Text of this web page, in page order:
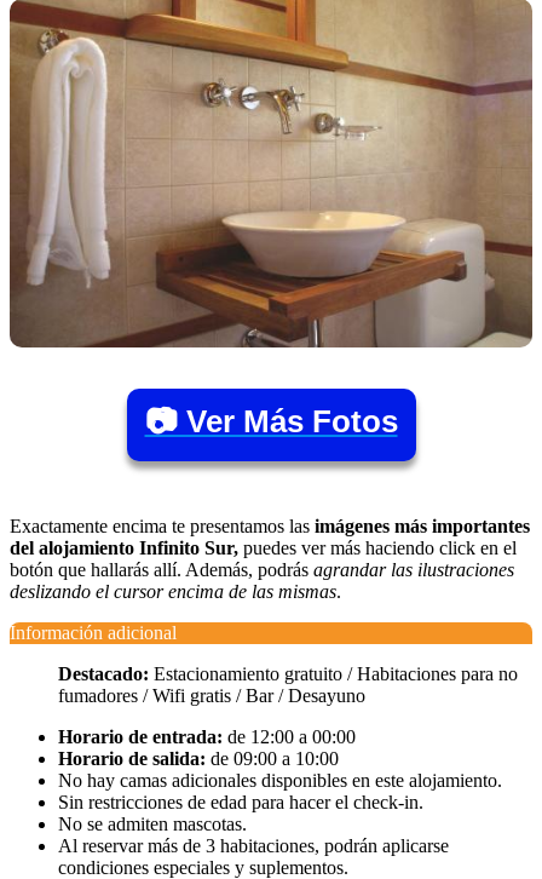
📷 Ver Más Fotos
Exactamente encima te presentamos las imágenes más importantes
del alojamiento Infinito Sur, puedes ver más haciendo click en el
botón que hallarás allí. Además, podrás agrandar las ilustraciones
deslizando el cursor encima de las mismas.
Información adicional
Destacado: Estacionamiento gratuito / Habitaciones para no
fumadores / Wifi gratis / Bar / Desayuno
Horario de entrada: de 12:00 a 00:00
Horario de salida: de 09:00 a 10:00
No hay camas adicionales disponibles en este alojamiento.
Sin restricciones de edad para hacer el check-in.
No se admiten mascotas.
Al reservar más de 3 habitaciones, podrán aplicarse
condiciones especiales y suplementos.